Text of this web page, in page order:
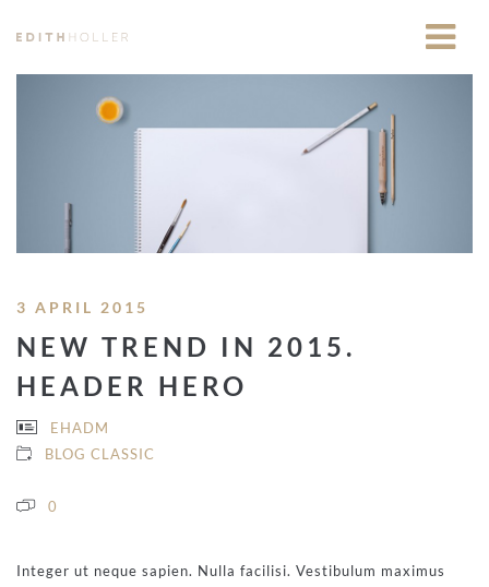
3 APRIL 2015
NEW TREND IN 2015.
HEADER HERO
EHADM
BLOG CLASSIC
0
Integer ut neque sapien. Nulla facilisi. Vestibulum maximus